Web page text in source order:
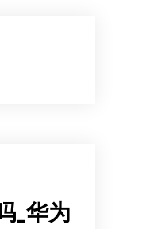
_华为